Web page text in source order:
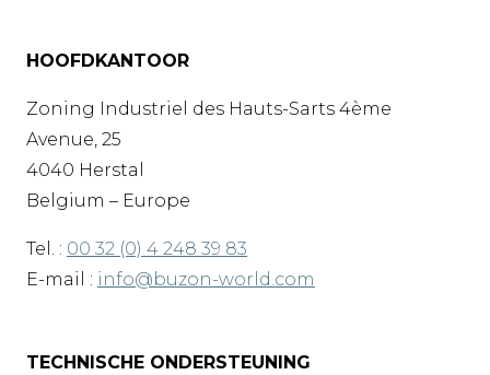
HOOFDKANTOOR
Zoning Industriel des Hauts-Sarts 4ème
Avenue, 25
4040 Herstal
Belgium – Europe
Tel. : 00 32 (0) 4 248 39 83
E-mail : info@buzon-world.com
TECHNISCHE ONDERSTEUNING